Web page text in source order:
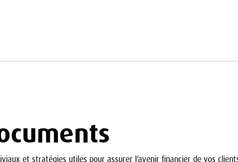
et stratégies utiles pour assurer l’avenir financier de vos